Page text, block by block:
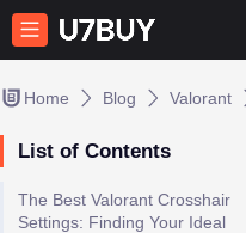
Home Blog Valorant
List of Contents
The Best Valorant Crosshair
Settings: Finding Your Ideal